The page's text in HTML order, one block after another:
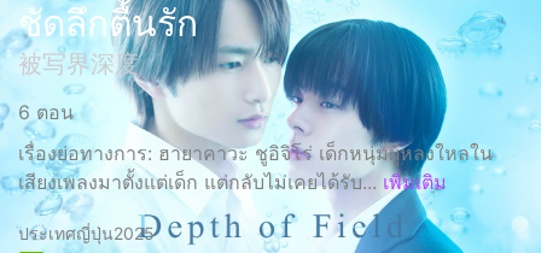
ชัดลึกตื้นรัก
被写界深度
6 ตอน
เรื่องย่อทางการ: ฮายาคาวะ ชูอิจิโร่ เด็กหนุ่มผู้หลงใหลใน
เสียงเพลงมาตั้งแต่เด็ก แต่กลับไม่เคยได้รับ... เพิ่มเติม
ประเทศญี่ปุ่น2025